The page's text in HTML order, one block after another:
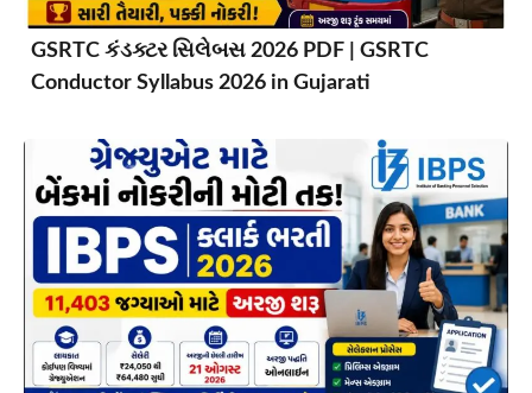
GSRTC કંડક્ટર સિલેબસ 2026 PDF | GSRTC
Conductor Syllabus 2026 in Gujarati